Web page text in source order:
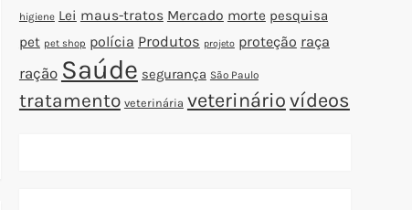
higiene Lei maus-tratos Mercado morte pesquisa
pet pet shop polícia Produtos projeto proteção raça
ração Saúde segurança São Paulo
tratamento veterinária veterináriovídeos